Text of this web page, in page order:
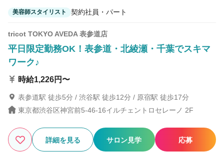
美容師スタイリスト 契約社員・パート
tricot TOKYO AVEDA 表参道店
平日限定勤務OK！表参道・北綾瀬・千葉でスキマ
ワーク♪
時給1,226円〜
表参道駅 徒歩5分 / 渋谷駅 徒歩12分 / 原宿駅 徒歩17分
東京都渋谷区神宮前5-46‐16イルチェントロセレーノ 2F
詳細を見る サロン見学 応募